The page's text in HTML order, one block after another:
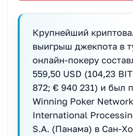
Крупнейший
выигрыш джекпота в
онлайн-покеру
559,50 USD (104,23
872; € 940 231) и был
Winning Poker
International
S.A. (Панама) в Сан-